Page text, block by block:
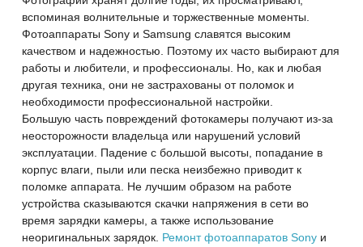
вспоминая волнительные и торжественные моменты.
Фотоаппараты Sony и Samsung славятся высоким
качеством и надежностью. Поэтому их часто выбирают для
работы и любители, и профессионалы. Но, как и любая
другая техника, они не застрахованы от поломок и
необходимости профессиональной настройки.
Большую часть повреждений фотокамеры получают из-за
неосторожности владельца или нарушений условий
эксплуатации. Падение с большой высоты, попадание в
корпус влаги, пыли или песка неизбежно приводит к
поломке аппарата. Не лучшим образом на работе
устройства сказываются скачки напряжения в сети во
время зарядки камеры, а также использование
неоригинальных зарядок. Ремонт фотоаппаратов Sony и